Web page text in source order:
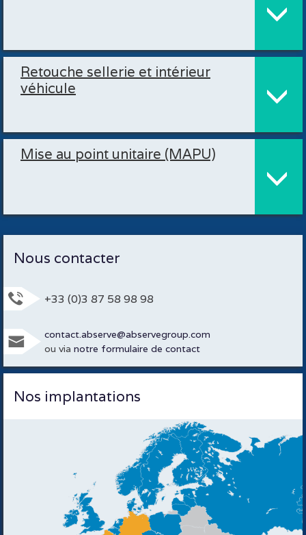
Retouche sellerie et intérieur
véhicule
Mise au point unitaire (MAPU)
Nous contacter
+33 (0)3 87 58 98 98
contact.abserve@abservegroup.com
ou via notre formulaire de contact
Nos implantations